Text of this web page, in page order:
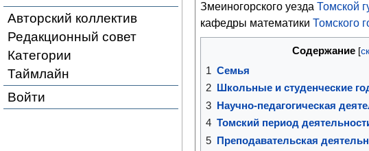
Авторский коллектив
Редакционный совет
Категории
Таймлайн
Войти
Змеиногорского уезда Томской
кафедры математики Томского
Содержание
1 Семья
2
Школьные и студенческие
3 Научно-педагогическая
4 Томский период
5 Преподавательская